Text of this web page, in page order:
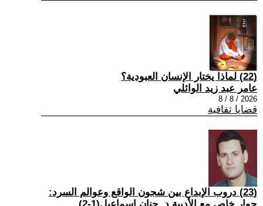
(22) لماذا يختار الإنسان العبودية؟
عامر عبد زيد الوائلي
2026 / 8 / 8
قضايا ثقافية
(23) دروب الإبداع بين شجون الواقع وعوالم السرد: